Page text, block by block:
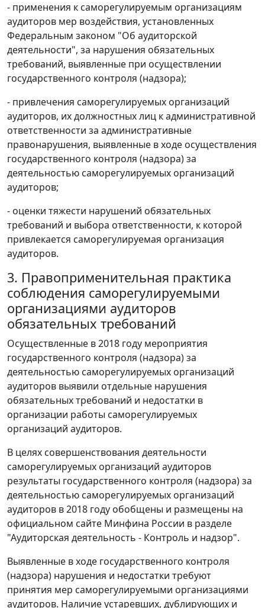
- применения к саморегулируемым организациям
аудиторов мер воздействия, установленных
Федеральным законом "Об аудиторской
деятельности", за нарушения обязательных
требований, выявленные при осуществлении
государственного контроля (надзора);
- привлечения саморегулируемых организаций
аудиторов, их должностных лиц к административной
ответственности за административные
правонарушения, выявленные в ходе осуществления
государственного контроля (надзора) за
деятельностью саморегулируемых организаций
аудиторов;
- оценки тяжести нарушений обязательных
требований и выбора ответственности, к которой
привлекается саморегулируемая организация
аудиторов.
3. Правоприменительная практика
соблюдения саморегулируемыми
организациями аудиторов
обязательных требований
Осуществленные в 2018 году мероприятия
государственного контроля (надзора) за
деятельностью саморегулируемых организаций
аудиторов выявили отдельные нарушения
обязательных требований и недостатки в
организации работы саморегулируемых
организаций аудиторов.
В целях совершенствования деятельности
саморегулируемых организаций аудиторов
результаты государственного контроля (надзора) за
деятельностью саморегулируемых организаций
аудиторов в 2018 году обобщены и размещены на
официальном сайте Минфина России в разделе
"Аудиторская деятельность - Контроль и надзор".
Выявленные в ходе государственного контроля
(надзора) нарушения и недостатки требуют
принятия мер саморегулируемыми организациями
аудиторов. Наличие устаревших, дублирующих и